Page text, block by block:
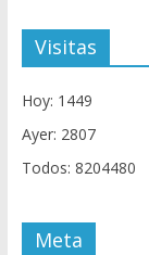
Visitas
Hoy: 1449
Ayer: 2807
Todos: 8204480
Meta